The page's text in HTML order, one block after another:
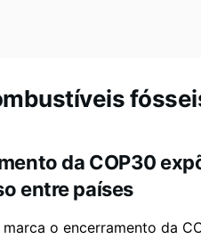
da COP30
entre países
o encerramento da